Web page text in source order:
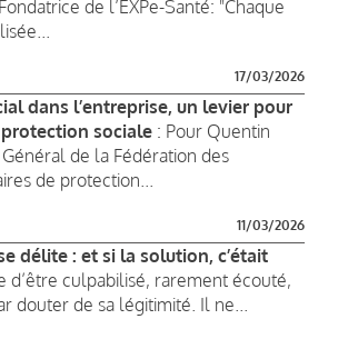
de l’EXPe-Santé: "Chaque
17/03/2026
dans l’entreprise, un levier pour
sociale : Pour Quentin
de la Fédération des
de protection...
11/03/2026
délite : et si la solution, c’était
d’être culpabilisé, rarement écouté,
douter de sa légitimité. Il ne...